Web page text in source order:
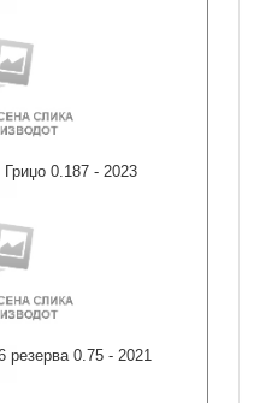
0.187 - 2023
резерва 0.75 - 2021